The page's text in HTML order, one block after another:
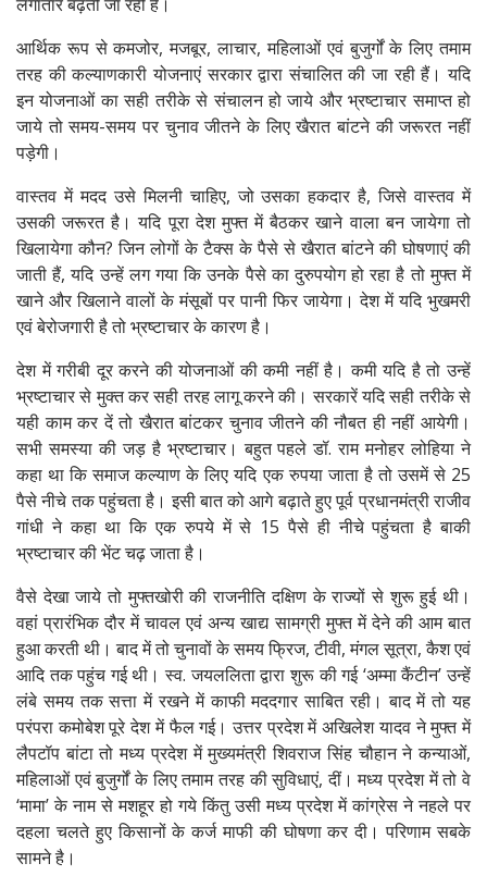
आर्थिक रूप से कमजोर, मजबूर, लाचार, महिलाओं एवं बुजुर्गों के लिए तमाम
तरह की कल्याणकारी योजनाएं सरकार द्वारा संचालित की जा रही हैं। यदि
इन योजनाओं का सही तरीके से संचालन हो जाये और भ्रष्टाचार समाप्त हो
जाये तो समय-समय पर चुनाव जीतने के लिए खैरात बांटने की जरूरत नहीं
पड़ेगी।
वास्तव में मदद उसे मिलनी चाहिए, जो उसका हकदार है, जिसे वास्तव में
उसकी जरूरत है। यदि पूरा देश मुफ्त में बैठकर खाने वाला बन जायेगा तो
खिलायेगा कौन? जिन लोगों के टैक्स के पैसे से खैरात बांटने की घोषणाएं की
जाती हैं, यदि उन्हें लग गया कि उनके पैसे का दुरुपयोग हो रहा है तो मुफ्त में
खाने और खिलाने वालों के मंसूबों पर पानी फिर जायेगा। देश में यदि भुखमरी
एवं बेरोजगारी है तो भ्रष्टाचार के कारण है।
देश में गरीबी दूर करने की योजनाओं की कमी नहीं है। कमी यदि है तो उन्हें
भ्रष्टाचार से मुक्त कर सही तरह लागू करने की। सरकारें यदि सही तरीके से
यही काम कर दें तो खैरात बांटकर चुनाव जीतने की नौबत ही नहीं आयेगी।
सभी समस्या की जड़ है भ्रष्टाचार। बहुत पहले डॉ. राम मनोहर लोहिया ने
कहा था कि समाज कल्याण के लिए यदि एक रुपया जाता है तो उसमें से 25
पैसे नीचे तक पहुंचता है। इसी बात को आगे बढ़ाते हुए पूर्व प्रधानमंत्री राजीव
गांधी ने कहा था कि एक रुपये में से 15 पैसे ही नीचे पहुंचता है बाकी
भ्रष्टाचार की भेंट चढ़ जाता है।
वैसे देखा जाये तो मुफ्तखोरी की राजनीति दक्षिण के राज्यों से शुरू हुई थी।
वहां प्रारंभिक दौर में चावल एवं अन्य खाद्य सामग्री मुफ्त में देने की आम बात
हुआ करती थी। बाद में तो चुनावों के समय फ्रिज, टीवी, मंगल सूत्रा, कैश एवं
आदि तक पहुंच गई थी। स्व. जयललिता द्वारा शुरू की गई ‘अम्मा कैंटीन’ उन्हें
लंबे समय तक सत्ता में रखने में काफी मददगार साबित रही। बाद में तो यह
परंपरा कमोबेश पूरे देश में फैल गई। उत्तर प्रदेश में अखिलेश यादव ने मुफ्त में
लैपटॉप बांटा तो मध्य प्रदेश में मुख्यमंत्री शिवराज सिंह चौहान ने कन्याओं,
महिलाओं एवं बुजुर्गों के लिए तमाम तरह की सुविधाएं, दीं। मध्य प्रदेश में तो वे
‘मामा’ के नाम से मशहूर हो गये किंतु उसी मध्य प्रदेश में कांग्रेस ने नहले पर
दहला चलते हुए किसानों के कर्ज माफी की घोषणा कर दी। परिणाम सबके
सामने है।